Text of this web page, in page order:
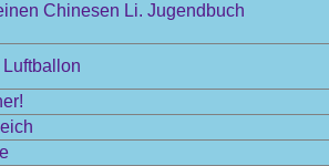
Chinesen Li. Jugendbuch